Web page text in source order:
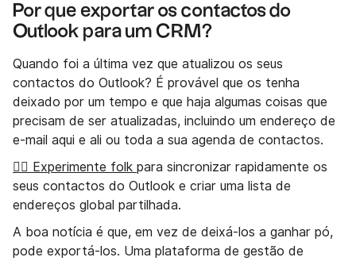
Por que exportar os contactos do
Outlook para um CRM?
Quando foi a última vez que atualizou os seus
contactos do Outlook? É provável que os tenha
deixado por um tempo e que haja algumas coisas que
precisam de ser atualizadas, incluindo um endereço de
e-mail aqui e ali ou toda a sua agenda de contactos.
👉🏼 Experimente folk para sincronizar rapidamente os
seus contactos do Outlook e criar uma lista de
endereços global partilhada.
A boa notícia é que, em vez de deixá-los a ganhar pó,
pode exportá-los. Uma plataforma de gestão de